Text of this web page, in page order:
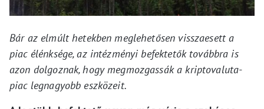
Bár az elmúlt hetekben meglehetősen visszaesett a
piac élénksége, az intézményi befektetők továbbra is
azon dolgoznak, hogy megmozgassák a kriptovaluta-
piac legnagyobb eszközeit.